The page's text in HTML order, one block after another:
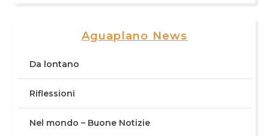
Aguaplano News
Da lontano
Riflessioni
Nel mondo – Buone Notizie